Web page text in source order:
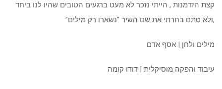
קצת הזדמנות , הייתי נזכר לא מעט ברגעים הטובים שהיו לנו ביחד
,ולא סתם בחרתי את שם השיר “נשארו רק מילים”
מילים ולחן | אסף אדם
עיבוד והפקה מוסיקלית | דודו קומה